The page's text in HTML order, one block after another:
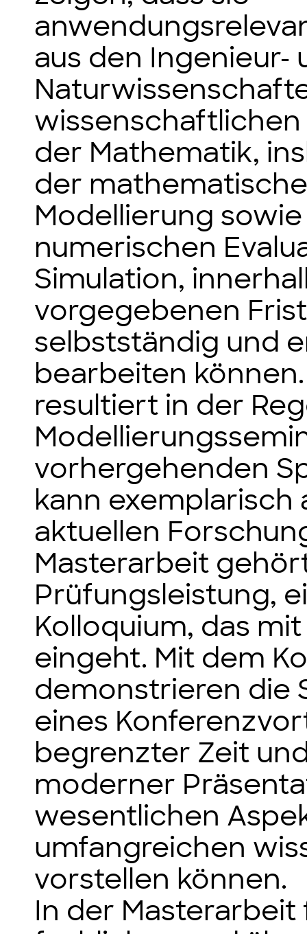
aus den Ingenieur-
der Mathematik,
der
Modellierung
numerischen
Simulation,
vorgegebenen Frist
selbstständig und
bearbeiten
resultiert in der
vorhergehenden
kann
aktuellen
Masterarbeit
Prüfungsleistung,
Kolloquium, das
eingeht. Mit dem
demonstrieren die
eines
begrenzter Zeit
moderner
wesentlichen
umfangreichen
vorstellen können.
In der